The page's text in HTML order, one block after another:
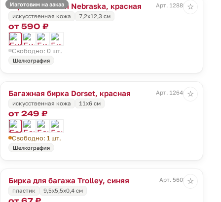
Изготовим на заказ
Бирка багажная Nebraska, красная
Арт. 12880.50
искусственная кожа
7,2х12,3 см
от 590 ₽
Свободно: 0 шт.
Шелкография
☆
Багажная бирка Dorset, красная
Арт. 12646.50
искусственная кожа
11х6 см
от 249 ₽
Свободно: 1 шт.
Шелкография
☆
Бирка для багажа Trolley, синяя
Арт. 5603.40
пластик
9,5х5,5х0,4 см
☆